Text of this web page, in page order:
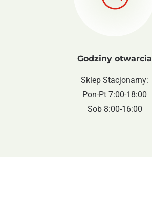
Godziny otwarcia
Sklep Stacjonarny:
Pon-Pt 7:00-18:00
Sob 8:00-16:00